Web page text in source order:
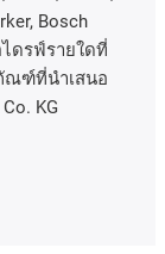
Bosch
ไดรฟ์รายใดที่
ณฑ์ที่นําเสนอ
KG